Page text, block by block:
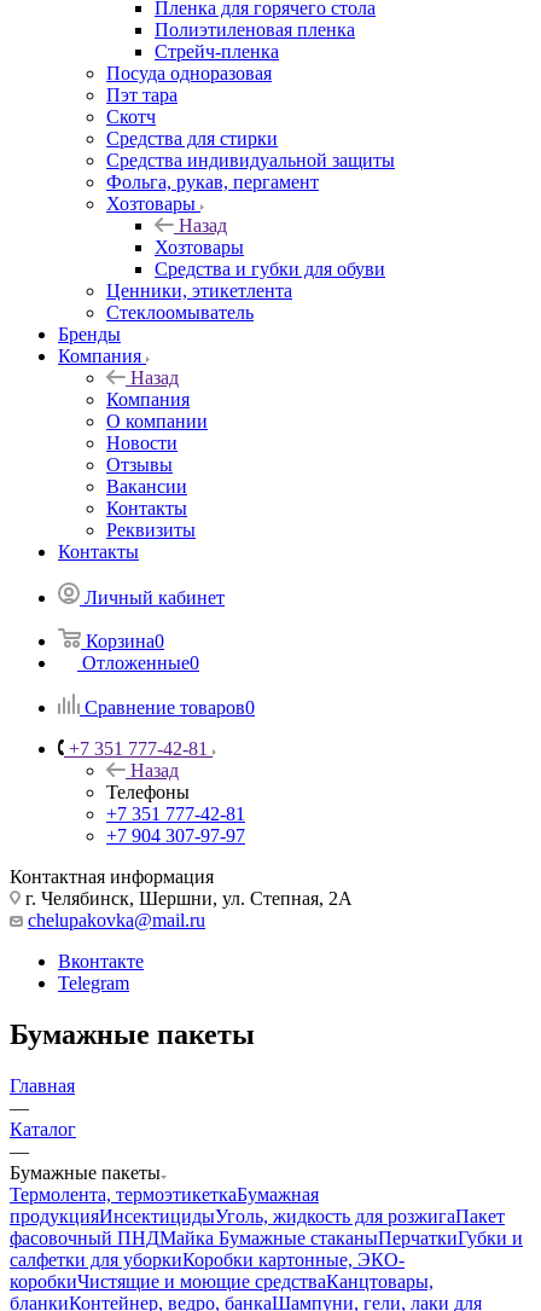
Пленка для горячего стола
Полиэтиленовая пленка
Стрейч-пленка
Посуда одноразовая
Пэт тара
Скотч
Средства для стирки
Средства индивидуальной защиты
Фольга, рукав, пергамент
Хозтовары
Назад
Хозтовары
Средства и губки для обуви
Ценники, этикетлента
Стеклоомыватель
Бренды
Компания
Назад
Компания
О компании
Новости
Отзывы
Вакансии
Контакты
Реквизиты
Контакты
Личный кабинет
Корзина0
Отложенные0
Сравнение товаров0
+7 351 777-42-81
Назад
Телефоны
+7 351 777-42-81
+7 904 307-97-97
Контактная информация
г. Челябинск, Шершни, ул. Степная, 2А
chelupakovka@mail.ru
Вконтакте
Telegram
Бумажные пакеты
Главная
—
Каталог
—
Бумажные пакеты
Термолента, термоэтикеткаБумажная
продукцияИнсектицидыУголь, жидкость для розжигаПакет
фасовочный ПНДМайка Бумажные стаканыПерчаткиГубки и
салфетки для уборкиКоробки картонные, ЭКО-
коробкиЧистящие и моющие средстваКанцтовары,
бланкиКонтейнер, ведро, банкаШампуни, гели, лаки для